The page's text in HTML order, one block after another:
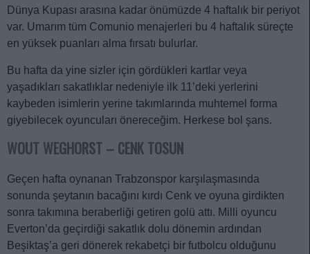
Dünya Kupası arasına kadar önümüzde 4 haftalık bir periyot
var. Umarım tüm Comunio menajerleri bu 4 haftalık süreçte
en yüksek puanları alma fırsatı bulurlar.
Bu hafta da yine sizler için gördükleri kartlar veya
yaşadıkları sakatlıklar nedeniyle ilk 11’deki yerlerini
kaybeden isimlerin yerine takımlarında muhtemel forma
giyebilecek oyuncuları önereceğim. Herkese bol şans.
WOUT WEGHORST – CENK TOSUN
Geçen hafta oynanan Trabzonspor karşılaşmasında
sonunda şeytanın bacağını kırdı Cenk ve oyuna girdikten
sonra takımına beraberliği getiren golü attı. Milli oyuncu
Everton’da geçirdiği sakatlık dolu dönemin ardından
Beşiktaş’a geri dönerek rekabetçi bir futbolcu olduğunu